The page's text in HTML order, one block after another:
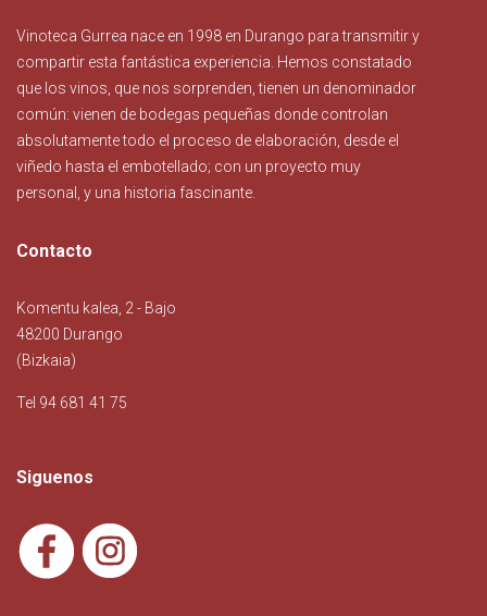
Vinoteca Gurrea nace en 1998 en Durango para transmitir y
compartir esta fantástica experiencia. Hemos constatado
que los vinos, que nos sorprenden, tienen un denominador
común: vienen de bodegas pequeñas donde controlan
absolutamente todo el proceso de elaboración, desde el
viñedo hasta el embotellado; con un proyecto muy
personal, y una historia fascinante.
Contacto
Komentu kalea, 2 - Bajo
48200 Durango
(Bizkaia)
Tel 94 681 41 75
Siguenos